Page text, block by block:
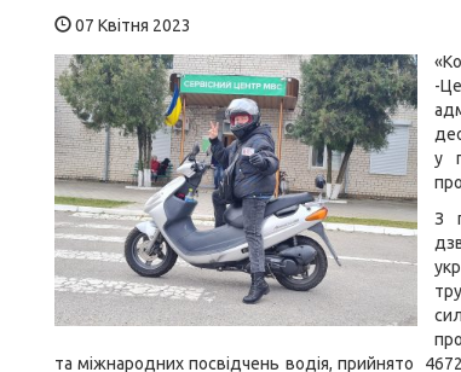
07 Квітня 2023
-
у
З
та міжнародних посвідчень водія, прийнято 4672